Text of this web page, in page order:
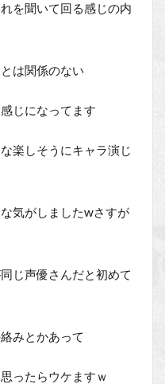
を聞いて回る感じの内
は関係のない
じになってます
楽しそうにキャラ演じ
気がしましたwさすが
じ声優さんだと初めて
みとかあって
ったらウケますｗ